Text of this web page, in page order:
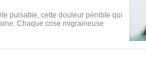
pulsatile, cette douleur pénible qui
Chaque crise migraineuse